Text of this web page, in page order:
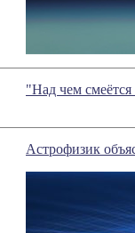
"Над чем
Астрофизик